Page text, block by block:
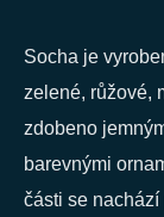
Socha je
zelené, růžové,
zdobeno
barevnými
části se